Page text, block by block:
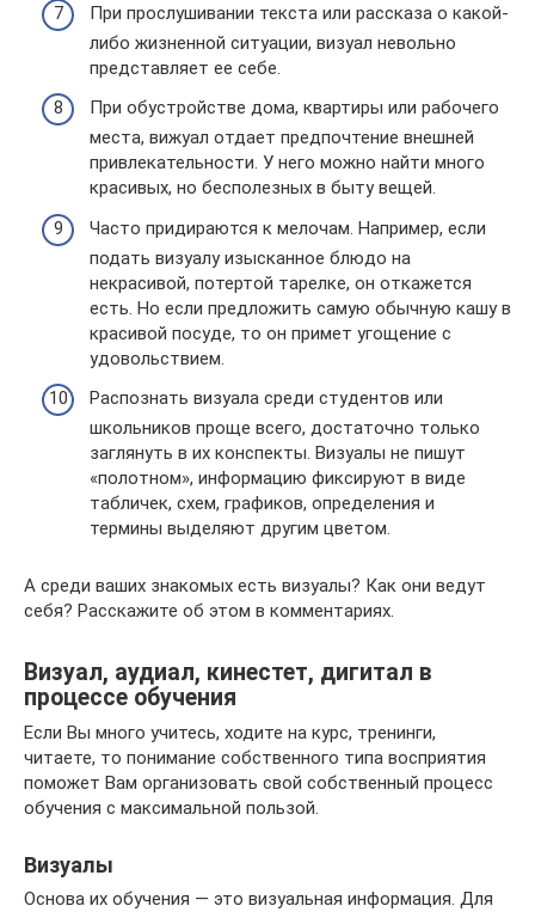
При прослушивании текста или рассказа о какой-
либо жизненной ситуации, визуал невольно
представляет ее себе.
При обустройстве дома, квартиры или рабочего
места, вижуал отдает предпочтение внешней
привлекательности. У него можно найти много
красивых, но бесполезных в быту вещей.
Часто придираются к мелочам. Например, если
подать визуалу изысканное блюдо на
некрасивой, потертой тарелке, он откажется
есть. Но если предложить самую обычную кашу в
красивой посуде, то он примет угощение с
удовольствием.
Распознать визуала среди студентов или
школьников проще всего, достаточно только
заглянуть в их конспекты. Визуалы не пишут
«полотном», информацию фиксируют в виде
табличек, схем, графиков, определения и
термины выделяют другим цветом.
А среди ваших знакомых есть визуалы? Как они ведут
себя? Расскажите об этом в комментариях.
Визуал, аудиал, кинестет, дигитал в
процессе обучения
Если Вы много учитесь, ходите на курс, тренинги,
читаете, то понимание собственного типа восприятия
поможет Вам организовать свой собственный процесс
обучения с максимальной пользой.
Визуалы
Основа их обучения — это визуальная информация. Для